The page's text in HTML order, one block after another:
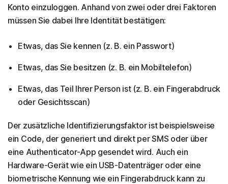
Konto einzuloggen. Anhand von zwei oder drei Faktoren
müssen Sie dabei Ihre Identität bestätigen:
Etwas, das Sie kennen (z. B. ein Passwort)
Etwas, das Sie besitzen (z. B. ein Mobiltelefon)
Etwas, das Teil Ihrer Person ist (z. B. ein Fingerabdruck
oder Gesichtsscan)
Der zusätzliche Identifizierungsfaktor ist beispielsweise
ein Code, der generiert und direkt per SMS oder über
eine Authenticator-App gesendet wird. Auch ein
Hardware-Gerät wie ein USB-Datenträger oder eine
biometrische Kennung wie ein Fingerabdruck kann zu